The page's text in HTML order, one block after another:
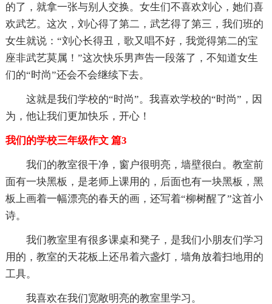
的了，就拿一张与别人交换。女生们不喜欢刘心，她们喜
欢武艺。这次，刘心得了第二，武艺得了第三，我们班的
女生就说：“刘心长得丑，歌又唱不好，我觉得第二的宝
座非武艺莫属！”这次快乐男声告一段落了，不知道女生
们的“时尚”还会不会继续下去。
这就是我们学校的“时尚”。我喜欢学校的“时尚”，因
为，他让我们更加快乐，开心！
我们的学校三年级作文 篇3
我们的教室很干净，窗户很明亮，墙壁很白。教室前
面有一块黑板，是老师上课用的，后面也有一块黑板，黑
板上画着一幅漂亮的春天的画，还写着“柳树醒了”这首小
诗。
我们教室里有很多课桌和凳子，是我们小朋友们学习
用的，教室的天花板上还吊着六盏灯，墙角放着扫地用的
工具。
我喜欢在我们宽敞明亮的教室里学习。